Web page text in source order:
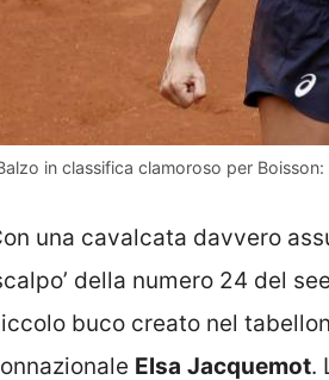
in classifica clamoroso per
una cavalcata davvero
della numero 24 del
buco creato nel
Elsa Jacquemot.